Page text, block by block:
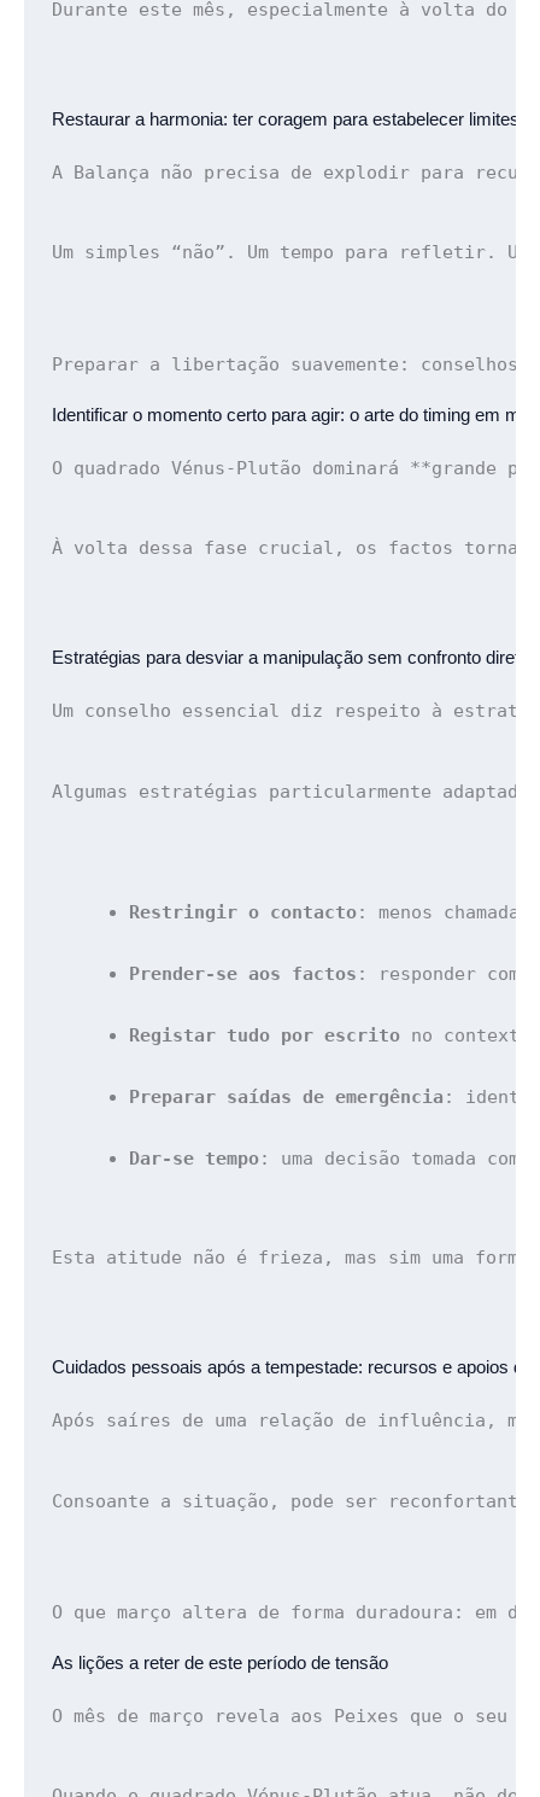
Durante este mês, especialmente à volta do
Restaurar a harmonia: ter coragem para estabelecer limites
A Balança não precisa de explodir para
Um simples “não”. Um tempo para refletir.
Preparar a libertação suavemente: conselhos
Identificar o momento certo para agir: o arte do timing em
O quadrado Vénus-Plutão dominará
À volta dessa fase crucial, os factos
Estratégias para desviar a manipulação sem confronto direto
Um conselho essencial diz respeito à
Algumas estratégias particularmente
Restringir o contacto: menos
Prender-se aos factos : responder com
Registar tudo por escrito no
Preparar saídas de emergência :
Dar-se tempo: uma decisão tomada
Esta atitude não é frieza, mas sim uma forma
Cuidados pessoais após a tempestade: recursos e apoios
Após saíres de uma relação de influência,
Consoante a situação, pode ser
O que março altera de forma duradoura: em
As lições a reter de este período de tensão
O mês de março revela aos Peixes que o seu